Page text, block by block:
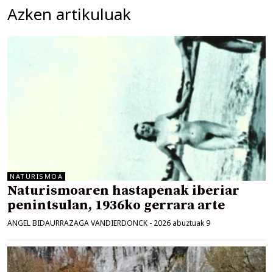
Azken artikuluak
NATURISMOA
Naturismoaren hastapenak iberiar
penintsulan, 1936ko gerrara arte
ANGEL BIDAURRAZAGA VANDIERDONCK - 2026 abuztuak 9